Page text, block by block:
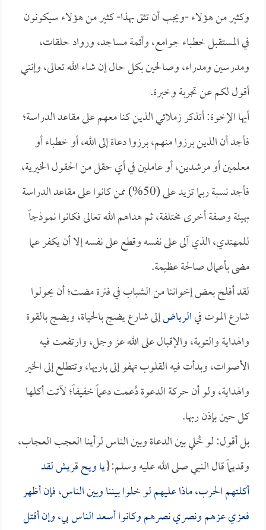
وكثير من هؤلاء -ويجب أن تثق بهذا- كثير من هؤلاء سيكونون
في المستقبل خطباء جوامع، وأئمة مساجد، ورواد حلقات،
ومدرسين ومدراء، وصالحين بكل حال إن شاء الله تعالى، وإنني
أقول لكم عن تجربة وخبرة.
أيها الإخوة: أتذكر زملائي الذين كنا معهم على مقاعد الدراسة؛
فأجد أن الذين برزوا منهم، برزوا دعاة إلى الله، أو خطباء أو
معلمين أو مرشدين، أو عاملين في أي حقل من الحقول الخيرية،
فأجد نسبة ربما تزيد على (50%) ممن كانوا على مقاعد الدراسة
بهيئة وصفة أخرى مختلفة، ثم هداهم الله تعالى فكانوا نموذجاً
للمهتدي، الذي آلى على نفسه وقطع على نفسه إلا أن يكفر عما
مضى بأعمال صالحة عظيمة.
لقد أفلح بعض إخواننا من الشباب في فترة مضت؛ أن يحولوا
شارع الموت فيالرياضإلى شارع يضج بالحياة، ويضج بالقوة
والهداية والتوبة، والإقبال على الله عز وجل، وارتفعت فيه
الأصوات، وبدأت فيه القلوب تهفو إلى باريها، وتتطلع إلى الخير
والهداية، ولو أن حركة الدعوة دُعمت دعماً خفيفاً؛ لآتت أكلها
كل حين بإذن ربها.
بل أقول: لو خُلي بين الدعاة وبين الناس لرأينا العجب العجاب،
وقديماً قال النبي صلى الله عليه وسلم:{يا ويح قريش لقد
أكلتهم الحرب، ماذا عليهم لو خلوا بيننا وبين الناس، فإن أظهر
فعزي عزهم ونصري نصرهم وكانوا أسعد الناس بي، وإن أقتل